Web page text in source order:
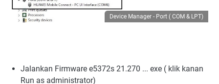
Device Manager - Port ( COM & LPT)
Jalankan Firmware e5372s 21.270 ... exe ( klik kanan
Run as administrator)